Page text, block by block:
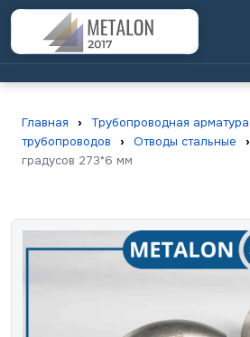
Главная › Трубопроводная арматура
трубопроводов
› Отводы стальные ›
градусов 273*6 мм